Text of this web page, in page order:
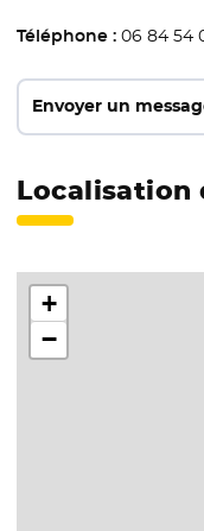
Téléphone : 06 84 54
Envoyer un
Localisation
+
−